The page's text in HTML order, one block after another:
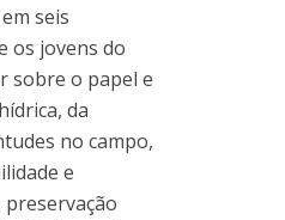
seis
os jovens do
sobre o papel e
da
no campo,
e